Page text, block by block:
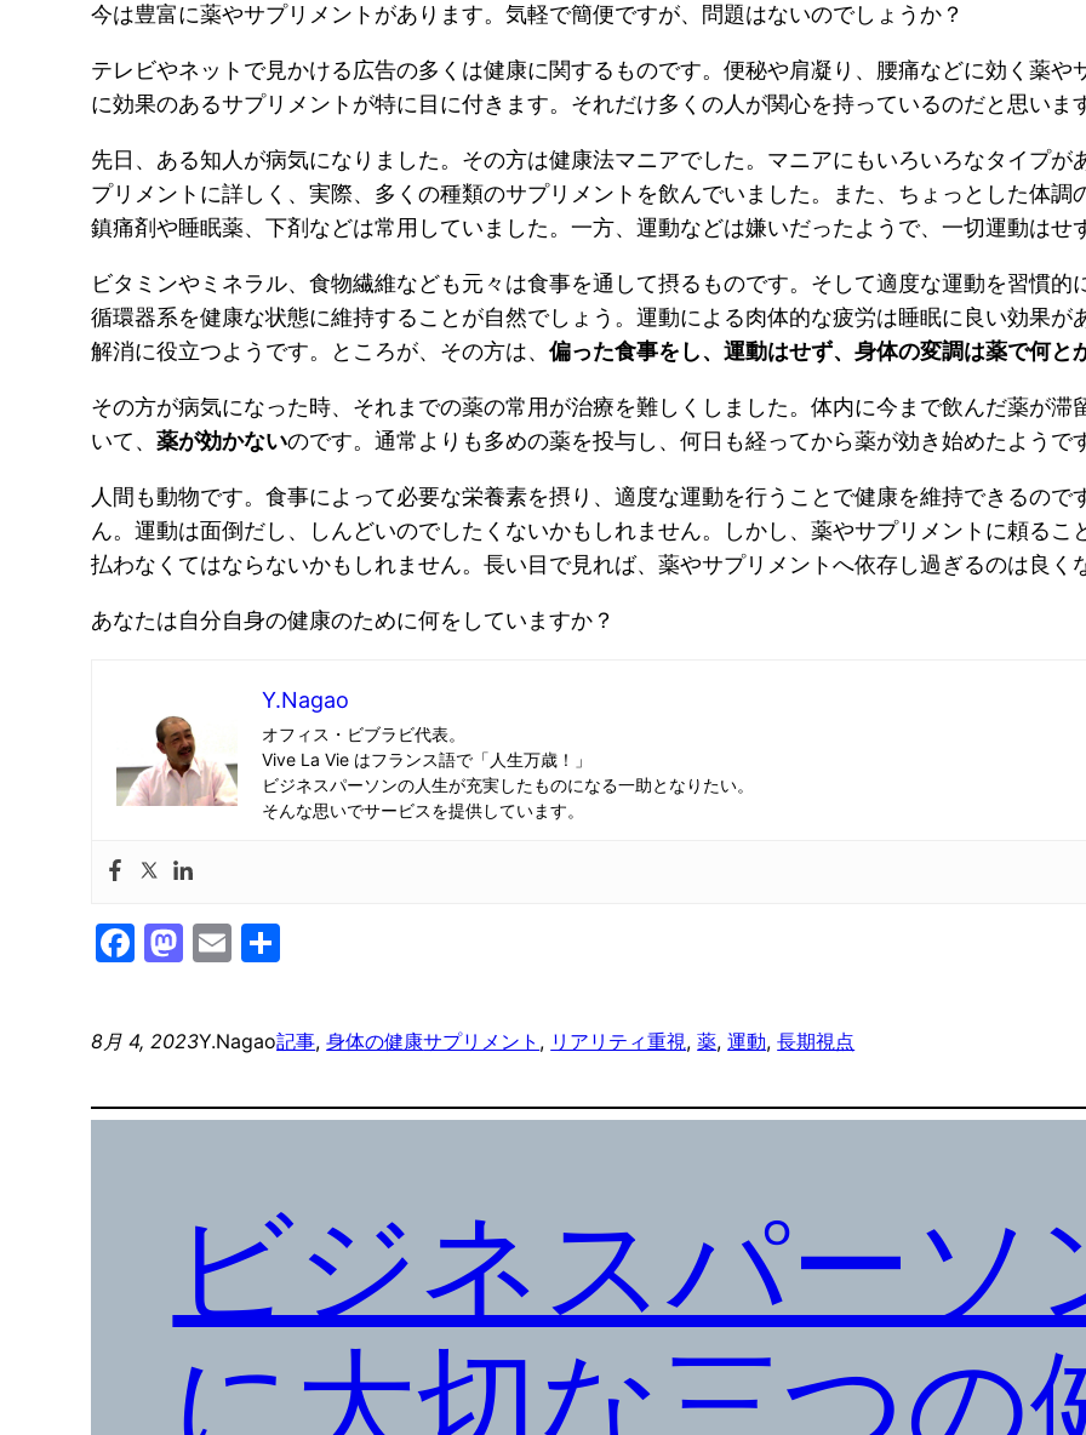
今は豊富に薬やサプリメントがあります。気軽で簡便ですが、問題はないのでしょうか？
テレビやネットで見かける広告の多くは健康に関するものです。便秘や肩凝り、腰痛などに効く薬
に効果のあるサプリメントが特に目に付きます。それだけ多くの人が関心を持っているのだと思いま
先日、ある知人が病気になりました。その方は健康法マニアでした。マニアにもいろいろなタイプ
プリメントに詳しく、実際、多くの種類のサプリメントを飲んでいました。また、ちょっとした体
鎮痛剤や睡眠薬、下剤などは常用していました。一方、運動などは嫌いだったようで、一切運動はせ
ビタミンやミネラル、食物繊維なども元々は食事を通して摂るものです。そして適度な運動を習慣
循環器系を健康な状態に維持することが自然でしょう。運動による肉体的な疲労は睡眠に良い効果
解消に役立つようです。ところが、その方は、偏った食事をし、運動はせず、身体の変調は薬で何と
その方が病気になった時、それまでの薬の常用が治療を難しくしました。体内に今まで飲んだ薬が
いて、薬が効かないのです。通常よりも多めの薬を投与し、何日も経ってから薬が効き始めたようで
人間も動物です。食事によって必要な栄養素を摂り、適度な運動を行うことで健康を維持できるの
ん。運動は面倒だし、しんどいのでしたくないかもしれません。しかし、薬やサプリメントに頼る
払わなくてはならないかもしれません。長い目で見れば、薬やサプリメントへ依存し過ぎるのは良く
あなたは自分自身の健康のために何をしていますか？
Y.Nagao
オフィス・ビブラビ代表。
Vive La Vie はフランス語で「人生万歳！」
ビジネスパーソンの人生が充実したものになる一助となりたい。
そんな思いでサービスを提供しています。
Facebook
Mastodon
Email
8月 4, 2023Y.Nagao記事, 身体の健康サプリメント , リアリティ重視, 薬, 運動, 長期視点
ビジネスパーソ